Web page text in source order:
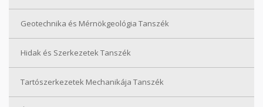
Geotechnika és Mérnökgeológia Tanszék
Hidak és Szerkezetek Tanszék
Tartószerkezetek Mechanikája Tanszék